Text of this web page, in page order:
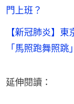
門上班？
【新冠肺炎】
「馬照跑舞照跳」
延伸閱讀：